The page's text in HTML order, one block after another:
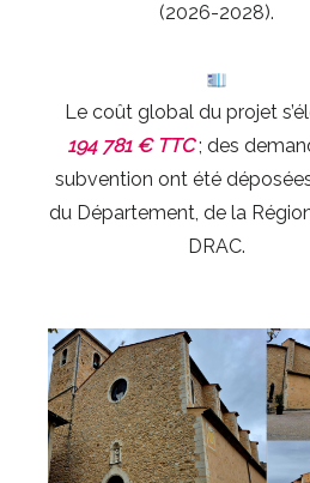
(2026-2028).
Le coût global du projet
194 781 € TTC; des
subvention ont été
du Département, de la
DRAC.